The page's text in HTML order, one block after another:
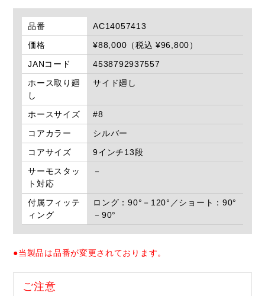
品番
AC14057413
価格
¥88,000（税込 ¥96,800）
JANコード
4538792937557
ホース取り廻
し
サイド廻し
ホースサイズ
#8
コアカラー
シルバー
コアサイズ
9インチ13段
サーモスタッ
ト対応
－
付属フィッテ
ィング
ロング：90°－120°／ショート：90°
－90°
●当製品は品番が変更されております。
ご注意